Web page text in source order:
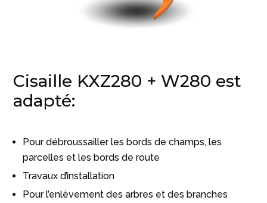
Cisaille KXZ280 + W280 est
adapté:
Pour débroussailler les bords de champs, les
parcelles et les bords de route
Travaux d’installation
Pour l’enlèvement des arbres et des branches